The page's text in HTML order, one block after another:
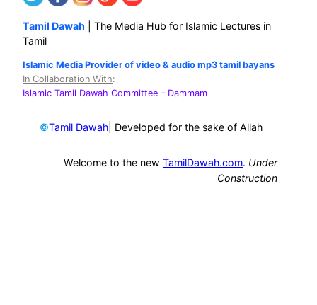
Tamil Dawah | The Media Hub for Islamic Lectures in
Tamil
Islamic Media Provider of video & audio mp3 tamil bayans
In Collaboration With:
Islamic Tamil Dawah Committee – Dammam
©Tamil Dawah | Developed for the sake of Allah
Welcome to the new TamilDawah.com. Under
Construction